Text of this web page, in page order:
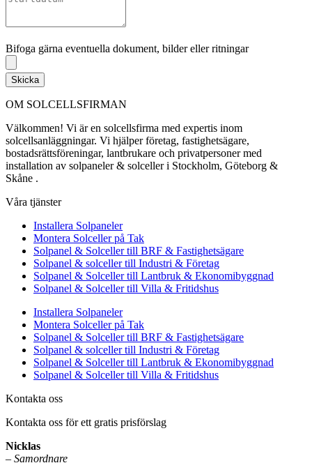
Bifoga gärna eventuella dokument, bilder eller ritningar
Skicka
OM SOLCELLSFIRMAN
Välkommen! Vi är en solcellsfirma med expertis inom
solcellsanläggningar. Vi hjälper företag, fastighetsägare,
bostadsrättsföreningar, lantbrukare och privatpersoner med
installation av solpaneler & solceller i Stockholm, Göteborg &
Skåne .
Våra tjänster
Installera Solpaneler
Montera Solceller på Tak
Solpanel & Solceller till BRF & Fastighetsägare
Solpanel & solceller till Industri & Företag
Solpanel & Solceller till Lantbruk & Ekonomibyggnad
Solpanel & Solceller till Villa & Fritidshus
Installera Solpaneler
Montera Solceller på Tak
Solpanel & Solceller till BRF & Fastighetsägare
Solpanel & solceller till Industri & Företag
Solpanel & Solceller till Lantbruk & Ekonomibyggnad
Solpanel & Solceller till Villa & Fritidshus
Kontakta oss
Kontakta oss för ett gratis prisförslag
Nicklas
– Samordnare